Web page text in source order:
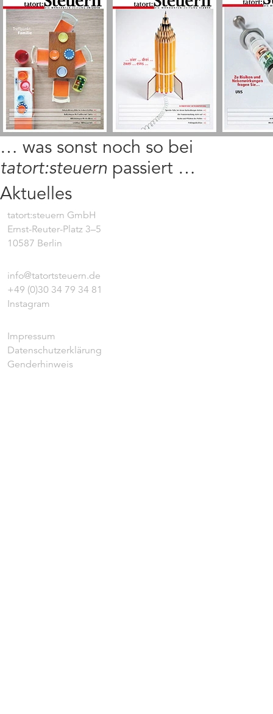
… was sonst noch so bei
tatort:steuern passiert …
Aktuelles
tatort:steuern GmbH
Ernst-Reuter-Platz 3–5
10587 Berlin
info@tatortsteuern.de
+49 (0)30 34 79 34 81
Instagram
Impressum
Datenschutzerklärung
Genderhinweis